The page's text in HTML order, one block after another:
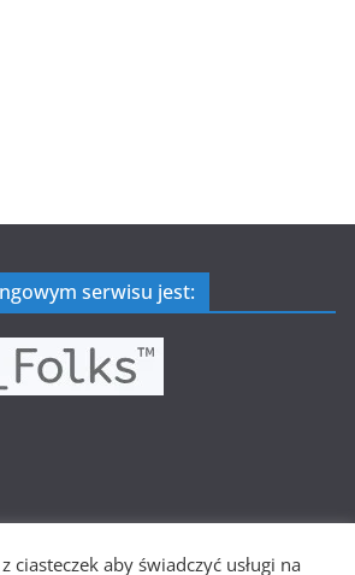
serwisu jest:
ciasteczek aby świadczyć usługi na